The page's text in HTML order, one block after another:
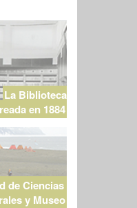
La Biblioteca
en 1884
de Ciencias
y Museo